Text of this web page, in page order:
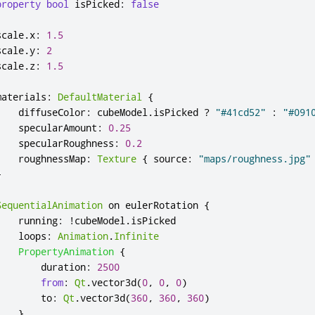
bool isPicked: false
.x:
1.5
.y:
2
.z: 1.5
: DefaultMaterial {
diffuseColor: cubeModel.isPicked ? "#41cd52" :
specularAmount :
0.25
specularRoughness :
0.2
roughnessMap: Texture { source: "maps/roughness.jpg"
on eulerRotation {
running: ! cubeModel.isPicked
loops : Animation.Infinite
PropertyAnimation {
duration:
2500
from: Qt .vector3d(0, 0, 0)
to: Qt .vector3d(360, 360, 360)